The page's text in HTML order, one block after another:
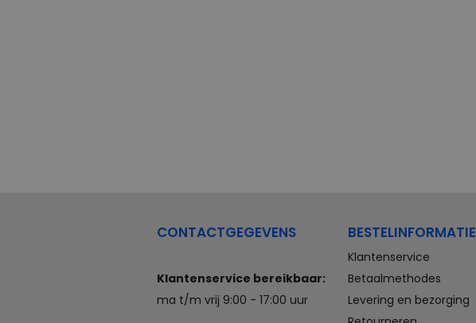
CONTACTGEGEVENS
Klantenservice bereikbaar:
ma t/m vrij 9:00 - 17:00 uur
BESTELINFORMATIE
Klantenservice
Betaalmethodes
Levering en bezorging